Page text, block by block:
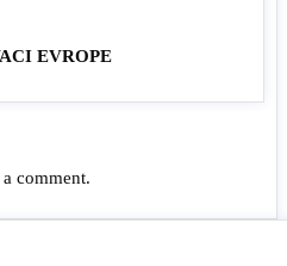
EVROPE
comment.